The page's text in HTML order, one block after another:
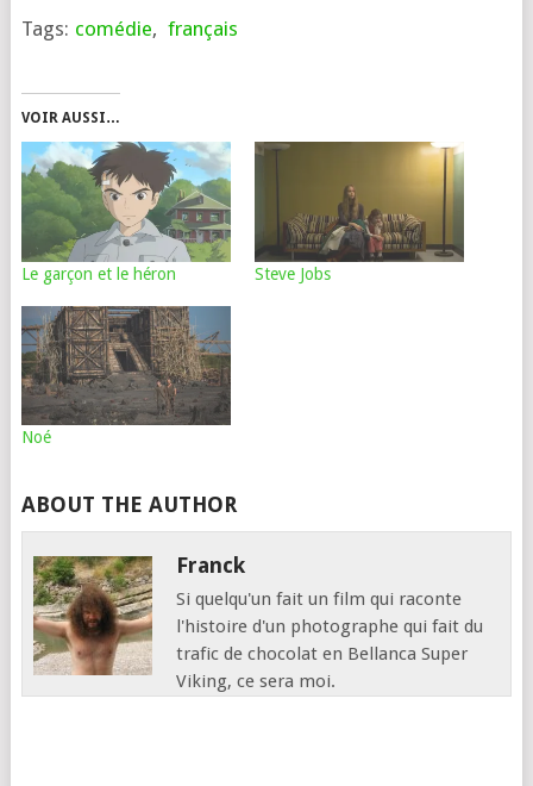
Tags: comédie, français
VOIR AUSSI…
Le garçon et le héron Steve Jobs
Noé
ABOUT THE AUTHOR
Franck
Si quelqu'un fait un film qui raconte
l'histoire d'un photographe qui fait du
trafic de chocolat en Bellanca Super
Viking, ce sera moi.